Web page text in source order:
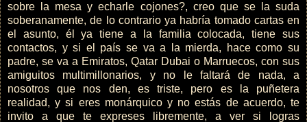
sobre la mesa y echarle cojones?, creo que se la suda
soberanamente, de lo contrario ya habría tomado cartas en
el asunto, él ya tiene a la familia colocada, tiene sus
contactos, y si el país se va a la mierda, hace como su
padre, se va a Emiratos, Qatar Dubai o Marruecos, con sus
amiguitos multimillonarios, y no le faltará de nada, a
nosotros que nos den, es triste, pero es la puñetera
realidad, y si eres monárquico y no estás de acuerdo, te
invito a que te expreses libremente, a ver si logras